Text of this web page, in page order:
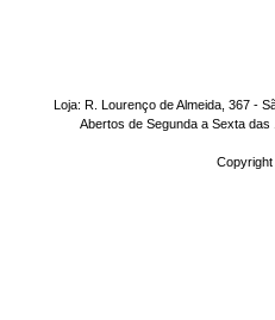
Loja: R. Lourenço de Almeida, 367 -
Abertos de Segunda a Sexta